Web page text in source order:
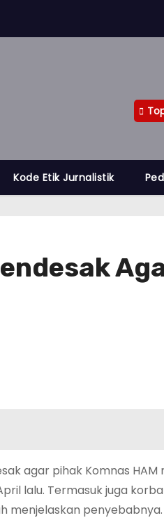
Kode Etik Jurnalistik
agar pihak Komnas
lalu. Termasuk juga
menjelaskan penyebabnya.